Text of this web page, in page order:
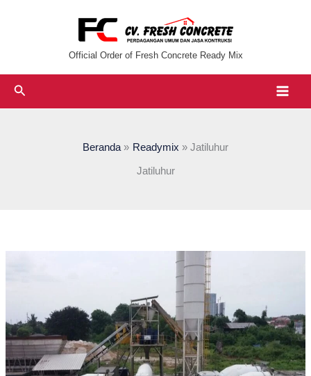
Official Order of Fresh Concrete Ready Mix
Cari
Beranda Readymix Jatiluhur
Jatiluhur